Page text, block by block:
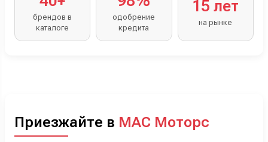
брендов в
каталоге
одобрение
кредита
15 лет
на рынке
Приезжайте в МАС Моторс